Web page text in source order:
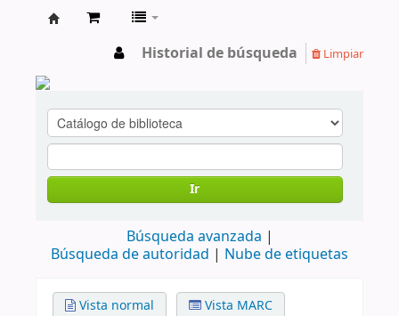
Historial de búsqueda Limpiar
Ir
Búsqueda avanzada
Búsqueda de autoridad
Nube de etiquetas
Vista normal
Vista MARC